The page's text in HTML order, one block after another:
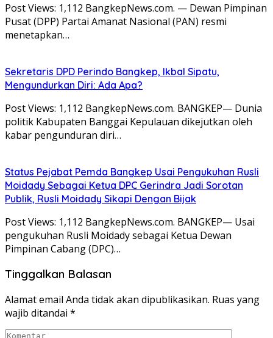
Post Views: 1,112 BangkepNews.com. — Dewan Pimpinan
Pusat (DPP) Partai Amanat Nasional (PAN) resmi
menetapkan…
Sekretaris DPD Perindo Bangkep, Ikbal Sipatu,
Mengundurkan Diri: Ada Apa?
Post Views: 1,112 BangkepNews.com. BANGKEP— Dunia
politik Kabupaten Banggai Kepulauan dikejutkan oleh
kabar pengunduran diri…
Status Pejabat Pemda Bangkep Usai Pengukuhan Rusli
Moidady Sebagai Ketua DPC Gerindra Jadi Sorotan
Publik, Rusli Moidady Sikapi Dengan Bijak
Post Views: 1,112 BangkepNews.com. BANGKEP— Usai
pengukuhan Rusli Moidady sebagai Ketua Dewan
Pimpinan Cabang (DPC)…
Tinggalkan Balasan
Alamat email Anda tidak akan dipublikasikan. Ruas yang
wajib ditandai *